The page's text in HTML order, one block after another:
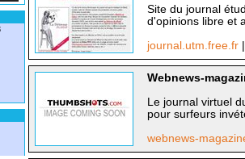
Site du journal
d'opinions libre et
journal.utm.free.fr
Webnews-
Le journal virtuel
pour surfeurs
webnews-